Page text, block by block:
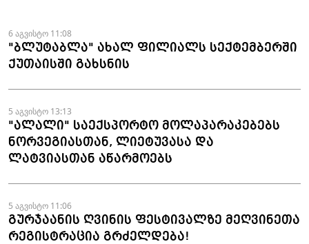
6 აგვისტო 11:08
"ბლუტაბლა" ახალ ფილიალს სექტემბერში
ქუთაისში გახსნის
5 აგვისტო 13:13
"ალალი" საექსპორტო მოლაპარაკებებს
ნორვეგიასთან, ლიეტუვასა და
ლატვიასთან აწარმოებს
5 აგვისტო 11:06
გურჯაანის ღვინის ფესტივალზე მეღვინეთა
რეგისტრაცია გრძელდება!